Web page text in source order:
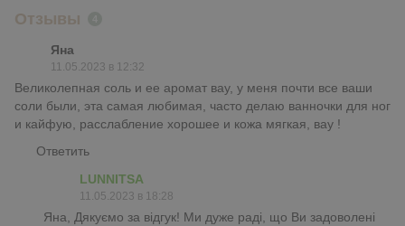
Отзывы
Яна
11.05.2023 в 12:32
Великолепная соль и ее аромат вау, у меня почти все ваши
соли были, эта самая любимая, часто делаю ванночки для ног
и кайфую, расслабление хорошее и кожа мягкая, вау !
Ответить
LUNNITSA
11.05.2023 в 18:28
Яна, Дякуємо за відгук! Ми дуже раді, що Ви задоволені